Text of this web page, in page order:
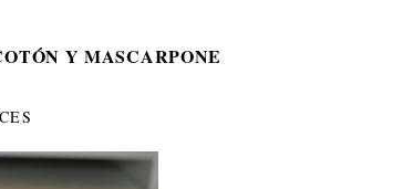
Y MASCARPONE